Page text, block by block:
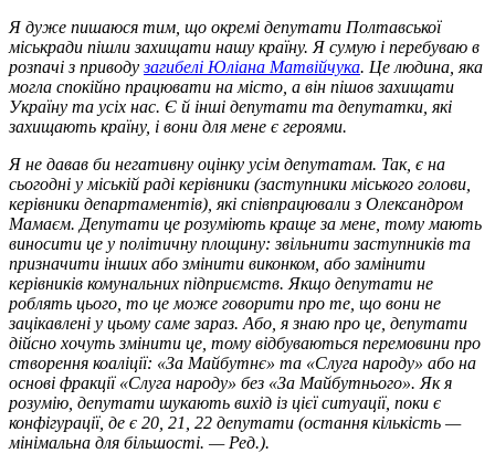
Я дуже пишаюся тим, що окремі депутати Полтавської
міськради пішли захищати нашу країну. Я сумую і перебуваю в
розпачі з приводузагибелі Юліана Матвійчука. Це людина, яка
могла спокійно працювати на місто, а він пішов захищати
Україну та усіх нас. Є й інші депутати та депутатки, які
захищають країну, і вони для мене є героями.
Я не давав би негативну оцінку усім депутатам. Так, є на
сьогодні у міській раді керівники (заступники міського голови,
керівники департаментів), які співпрацювали з Олександром
Мамаєм. Депутати це розуміють краще за мене, тому мають
виносити це у політичну площину: звільнити заступників та
призначити інших або змінити виконком, або замінити
керівників комунальних підприємств. Якщо депутати не
роблять цього, то це може говорити про те, що вони не
зацікавлені у цьому саме зараз. Або, я знаю про це, депутати
дійсно хочуть змінити це, тому відбуваються перемовини про
створення коаліції: «За Майбутнє» та «Слуга народу» або на
основі фракції «Слуга народу» без «За Майбутнього». Як я
розумію, депутати шукають вихід із цієї ситуації, поки є
конфігурації, де є 20, 21, 22 депутати (остання кількість —
мінімальна для більшості. — Ред.).